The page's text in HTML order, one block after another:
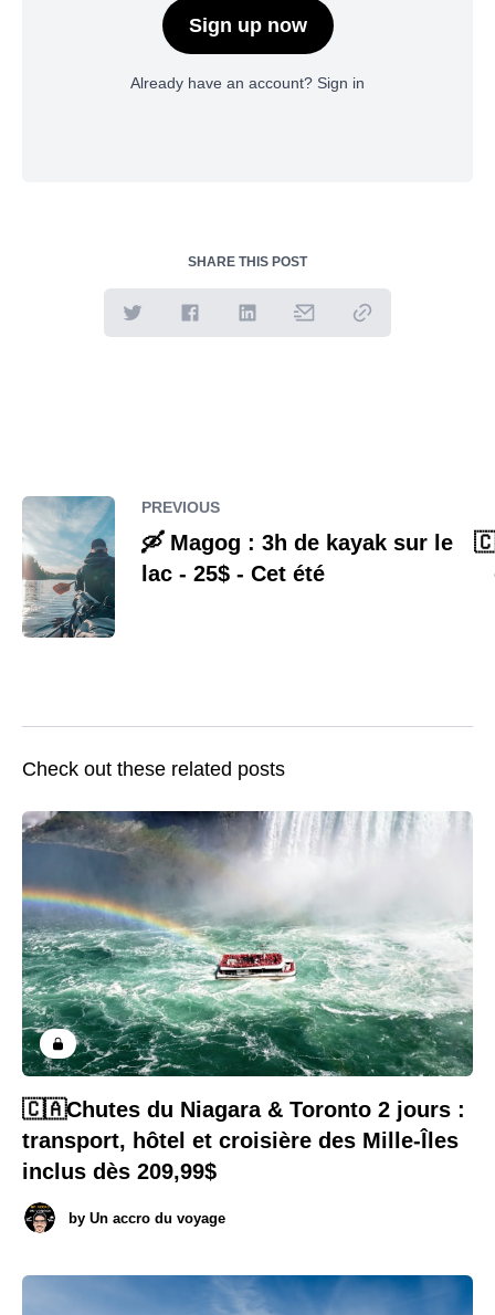
Sign up now
Already have an account? Sign in
SHARE THIS POST
PREVIOUS
🛶 Magog : 3h de kayak sur le
lac - 25$ - Cet été
Check out these related posts
🇨🇦Chutes du Niagara & Toronto 2 jours :
transport, hôtel et croisière des Mille-Îles
inclus dès 209,99$
by Un accro du voyage